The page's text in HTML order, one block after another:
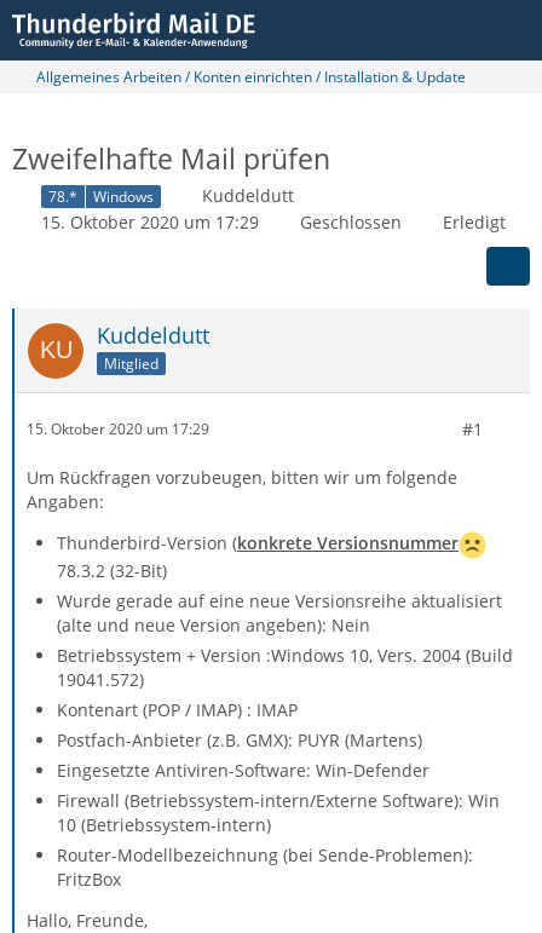
Allgemeines Arbeiten / Konten einrichten / Installation & Update
Zweifelhafte Mail prüfen
78.* Windows
Kuddeldutt
15. Oktober 2020 um 17:29
Geschlossen Erledigt
Kuddeldutt
Mitglied
15. Oktober 2020 um 17:29 #1
Um Rückfragen vorzubeugen, bitten wir um folgende
Angaben:
Thunderbird-Version (konkrete Versionsnummer
78.3.2 (32-Bit)
Wurde gerade auf eine neue Versionsreihe aktualisiert
(alte und neue Version angeben): Nein
Betriebssystem + Version :Windows 10, Vers. 2004 (Build
19041.572)
Kontenart (POP / IMAP) : IMAP
Postfach-Anbieter (z.B. GMX): PUYR (Martens)
Eingesetzte Antiviren-Software: Win-Defender
Firewall (Betriebssystem-intern/Externe Software): Win
10 (Betriebssystem-intern)
Router-Modellbezeichnung (bei Sende-Problemen):
FritzBox
Hallo, Freunde,